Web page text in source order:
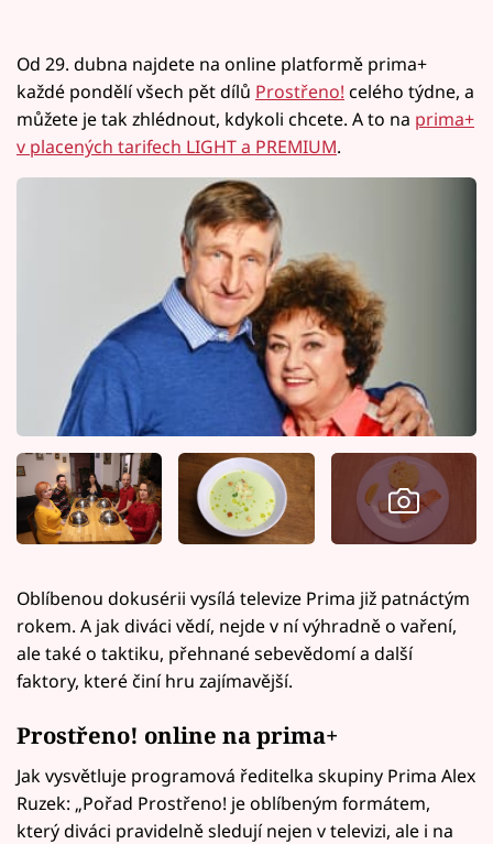
Od 29. dubna najdete na online platformě prima+
každé pondělí všech pět dílů Prostřeno! celého týdne, a
můžete je tak zhlédnout, kdykoli chcete. A to na prima+
v placených tarifech LIGHT a PREMIUM.
Oblíbenou dokusérii vysílá televize Prima již patnáctým
rokem. A jak diváci vědí, nejde v ní výhradně o vaření,
ale také o taktiku, přehnané sebevědomí a další
faktory, které činí hru zajímavější.
Prostřeno! online na prima+
Jak vysvětluje programová ředitelka skupiny Prima Alex
Ruzek: „Pořad Prostřeno! je oblíbeným formátem,
který diváci pravidelně sledují nejen v televizi, ale i na